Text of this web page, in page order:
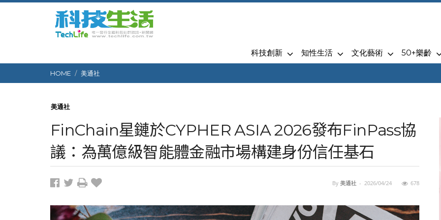
科技創新 知性生活 文化藝術 50+樂齡
HOME 美通社
美通社
FinChain星鏈於CYPHER ASIA 2026發布FinPass協
議：為萬億級智能體金融市場構建身份信任基石
By 美通社 - 2026/04/24 678